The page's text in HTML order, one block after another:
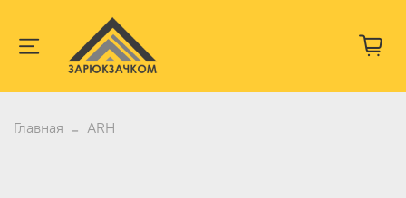
Главная ARH